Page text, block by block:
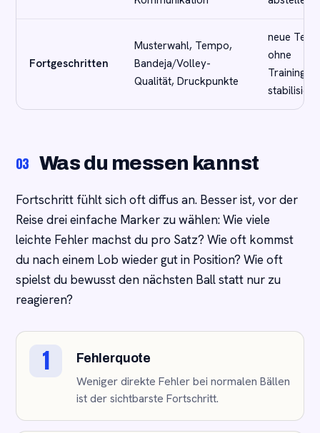
Fortgeschritten
Musterwahl, Tempo,
Bandeja/Volley-
Qualität, Druckpunkte
neue
ohne
03 Was du messen kannst
Fortschritt fühlt sich oft diffus an. Besser ist, vor der
Reise drei einfache Marker zu wählen: Wie viele
leichte Fehler machst du pro Satz? Wie oft kommst
du nach einem Lob wieder gut in Position? Wie oft
spielst du bewusst den nächsten Ball statt nur zu
reagieren?
1 Fehlerquote
Weniger direkte Fehler bei normalen Bällen
ist der sichtbarste Fortschritt.